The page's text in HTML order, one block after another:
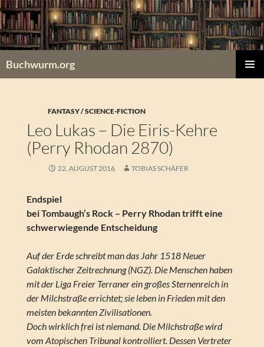
Zum
Inhalt
springen
Buchwurm.org
FANTASY / SCIENCE-FICTION
Leo Lukas – Die Eiris-Kehre
(Perry Rhodan 2870)
22. AUGUST 2016 TOBIAS SCHÄFER
Endspiel
bei Tombaugh’s Rock – Perry Rhodan trifft eine
schwerwiegende Entscheidung
Auf der Erde schreibt man das Jahr 1518 Neuer
Galaktischer Zeitrechnung (NGZ). Die Menschen haben
mit der Liga Freier Terraner ein großes Sternenreich in
der Milchstraße errichtet; sie leben in Frieden mit den
meisten bekannten Zivilisationen.
Doch wirklich frei ist niemand. Die Milchstraße wird
vom Atopischen Tribunal kontrolliert. Dessen Vertreter